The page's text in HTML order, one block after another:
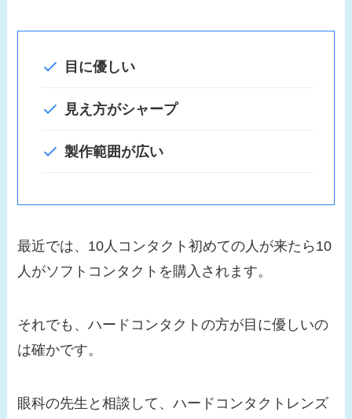
目に優しい
見え方がシャープ
製作範囲が広い
最近では、10人コンタクト初めての人が来たら10
人がソフトコンタクトを購入されます。
それでも、ハードコンタクトの方が目に優しいの
は確かです。
眼科の先生と相談して、ハードコンタクトレンズ